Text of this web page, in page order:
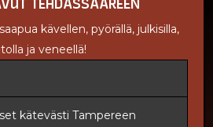
TEHDASSAAREEN
kävellen, pyörällä, julkisilla,
ja veneellä!
kätevästi Tampereen